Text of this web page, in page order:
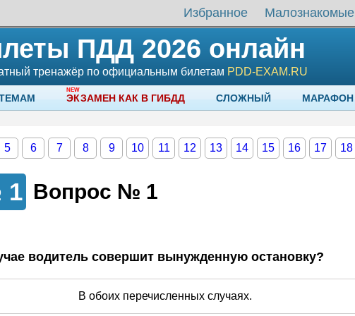
Избранное Малознакомые
ПДД 2026 онлайн
тренажёр по официальным билетам PDD-EXAM.RU
ЭКЗАМЕН КАК В ГИБДД СЛОЖНЫЙ МАРАФОН
5 6 7 8 9 10 11 12 13 14 15 16 17 18
1 Вопрос № 1
водитель совершит вынужденную остановку?
В обоих перечисленных случаях.